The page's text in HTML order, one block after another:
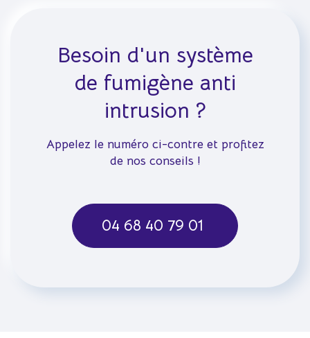
Besoin d'un système
de fumigène anti
intrusion ?
Appelez le numéro ci-contre et profitez
de nos conseils !
04 68 40 79 01